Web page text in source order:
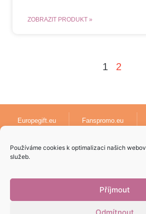
Používáme cookies k optimalizaci našich
služeb.
Příjmout
Odmítnout
ZOBRAZIT PRODUKT »
1 2
Europegift.eu Fanspromo.eu
Textil-pro-firmy.cz